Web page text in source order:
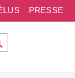
PRESSE